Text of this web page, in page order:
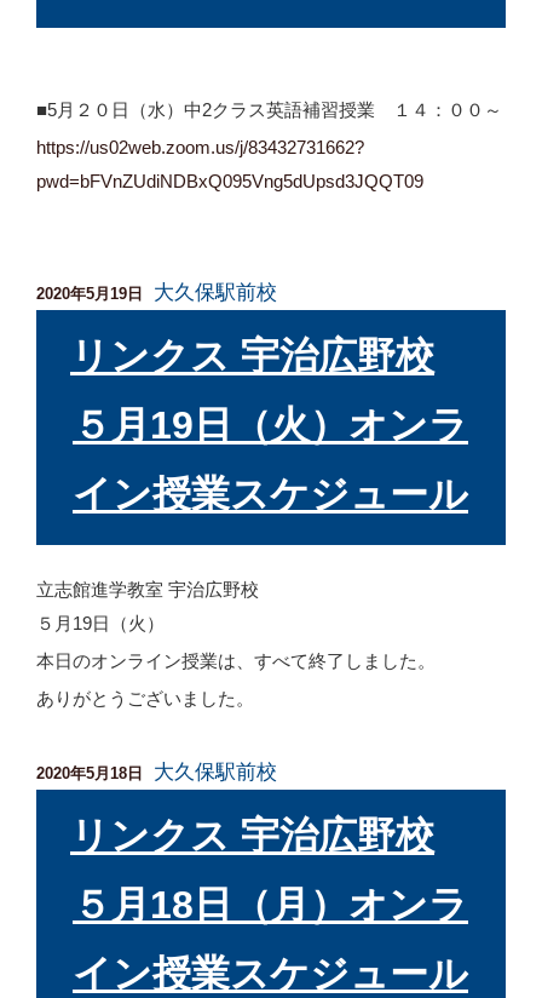
■5月２０日（水）中2クラス英語補習授業 １４：００～
https://us02web.zoom.us/j/83432731662?
pwd=bFVnZUdiNDBxQ095Vng5dUpsd3JQQT09
投
2020年5月19日 大久保駅前校
リンクス 宇治広野校
５月19日（火）オンラ
イン授業スケジュール
立志館進学教室 宇治広野校
５月19日（火）
本日のオンライン授業は、すべて終了しました。
ありがとうございました。
投
2020年5月18日 大久保駅前校
リンクス 宇治広野校
５月18日（月）オンラ
イン授業スケジュール